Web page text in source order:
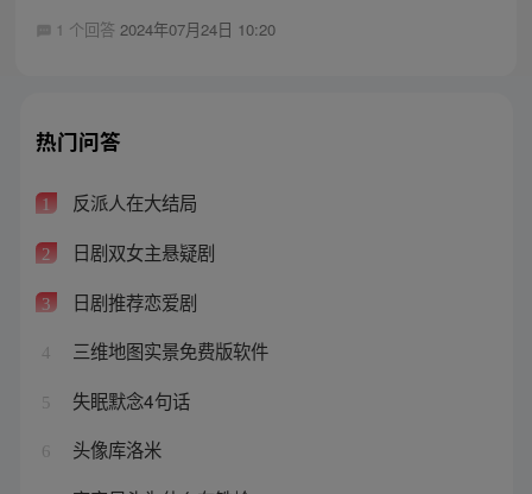
1 个回答 2024年07月24日 10:20
热门问答
1 反派人在大结局
2 日剧双女主悬疑剧
3 日剧推荐恋爱剧
4 三维地图实景免费版软件
5 失眠默念4句话
6 头像库洛米